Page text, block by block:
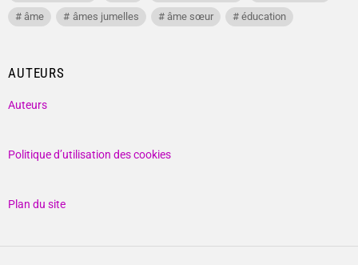
âme
âmes jumelles âme sœur éducation
AUTEURS
Auteurs
Politique d’utilisation des cookies
Plan du site